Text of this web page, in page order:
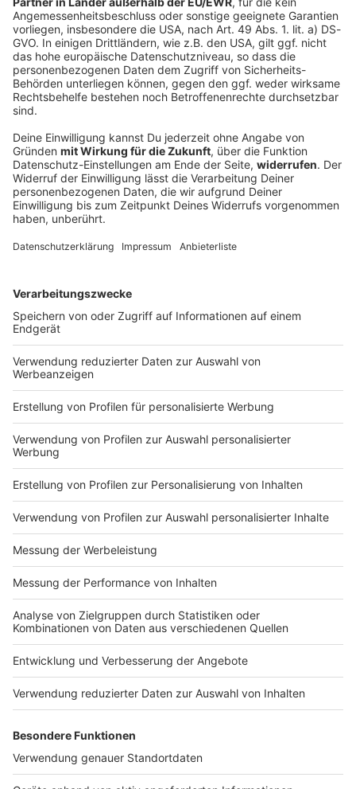
Bisher lief das «HeidiFest» bei ProSieben, jetzt zieht
Heidi Klum mit ihrer Show zu RTL um. Was hinter dem
Senderwechsel steckt.
DEINE GEMERKTEN ARTIKEL
Du hast dir noch keine Artikel gemerkt
Markiere sie hierfür mit einem
Impressum
Nutzungsbedingungen
Jobs
Presse
Werben
Archiv
ANTENNE BAYERN GROUP
Kontakt
Studio-Hotline
Verkehrs-Hotline
Newsletter